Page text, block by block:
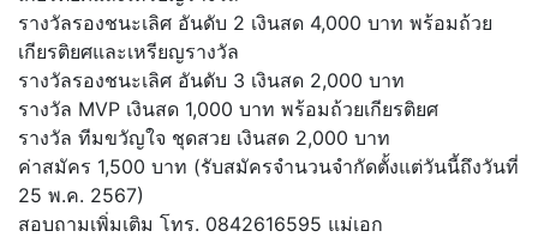
รางวัลรองชนะเลิศ อันดับ 2 เงินสด 4,000 บาท พร้อมถ้วย
เกียรติยศและเหรียญรางวัล
รางวัลรองชนะเลิศ อันดับ 3 เงินสด 2,000 บาท
รางวัล MVP เงินสด 1,000 บาท พร้อมถ้วยเกียรติยศ
รางวัล ทีมขวัญใจ ชุดสวย เงินสด 2,000 บาท
ค่าสมัคร 1,500 บาท (รับสมัครจำนวนจำกัดตั้งแต่วันนี้ถึงวันที่
25 พ.ค. 2567)
สอบถามเพิ่มเติม โทร. 0842616595 แม่เอก